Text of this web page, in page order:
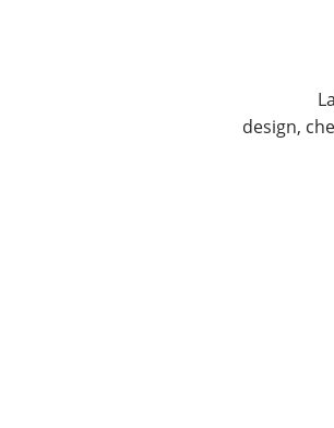
design,